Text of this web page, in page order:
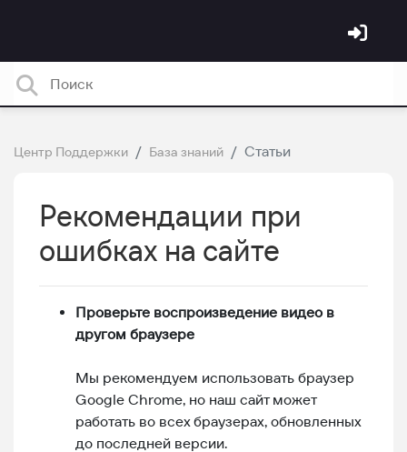
Центр Поддержки База знаний Статьи
Рекомендации при
ошибках на сайте
Проверьте воспроизведение видео в
другом браузере
Мы рекомендуем использовать браузер
Google Chrome, но наш сайт может
работать во всех браузерах, обновленных
до последней версии.